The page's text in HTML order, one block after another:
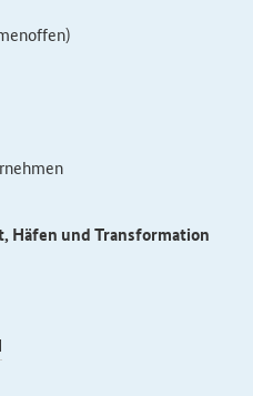
Häfen und Transformation